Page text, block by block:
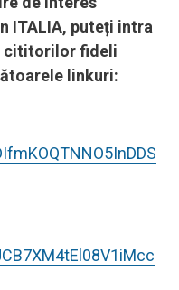
ITALIA, puteți intra
cititorilor fideli
linkuri: